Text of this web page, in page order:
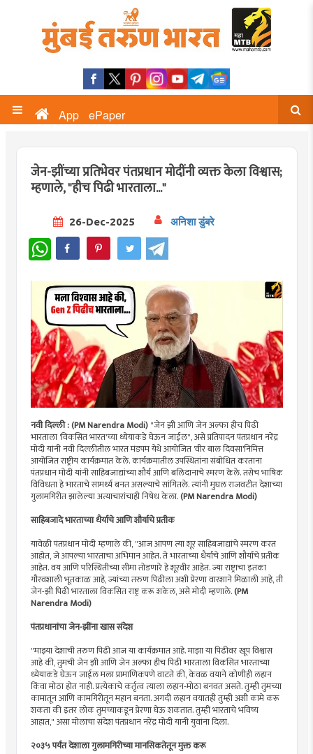
App ePaper
जेन-झींच्या प्रतिभेवर पंतप्रधान मोदींनी व्यक्त केला विश्वास;
म्हणाले, "हीच पिढी भारताला..."
26-Dec-2025 अनिशा डुंबरे
WhatsApp
नवी दिल्ली : (PM Narendra Modi)"जेन झी आणि जेन अल्फा हीच पिढी
भारताला 'विकसित भारत'च्या ध्येयाकडे घेऊन जाईल", असे प्रतिपादन पंतप्रधान नरेंद्र
मोदी यांनी नवी दिल्लीतील भारत मंडपम येथे आयोजित 'वीर बाल दिवसा'निमित्त
आयोजित राष्ट्रीय कार्यक्रमात केले. कार्यक्रमातील उपस्थितांना संबोधित करताना
पंतप्रधान मोदी यांनी साहिबजाद्यांच्या शौर्य आणि बलिदानाचे स्मरण केले. तसेच भाषिक
विविधता हे भारताचे सामर्थ्य बनत असल्याचे सांगितले. त्यांनी मुघल राजवटीत देशाच्या
गुलामगिरीत झालेल्या अत्याचारांचाही निषेध केला.(PM Narendra Modi)
साहिबजादे भारताच्या धैर्याचे आणि शौर्याचे प्रतीक
यावेळी पंतप्रधान मोदी म्हणाले की, "आज आपण त्या शूर साहिबजाद्यांचे स्मरण करत
आहोत, जे आपल्या भारताचा अभिमान आहेत. ते भारताच्या धैर्याचे आणि शौर्याचे प्रतीक
आहेत. वय आणि परिस्थितीच्या सीमा तोडणारे हे शूरवीर आहेत. ज्या राष्ट्राचा इतका
गौरवशाली भूतकाळ आहे, ज्यांच्या तरुण पिढीला अशी प्रेरणा वारशाने मिळाली आहे, ती
जेन-झी पिढी भारताला विकसित राष्ट्र करू शकेल, असे मोदी म्हणाले.(PM
Narendra Modi)
पंतप्रधानांचा जेन-झींना खास संदेश
"माझ्या देशाची तरुण पिढी आज या कार्यक्रमात आहे. माझा या पिढीवर खूप विश्वास
आहे की, तुमची जेन झी आणि जेन अल्फा हीच पिढी भारताला विकसित भारताच्या
ध्येयाकडे घेऊन जाईल मला प्रामाणिकपणे वाटते की, केवळ वयाने कोणीही लहान
किंवा मोठा होत नाही. प्रत्येकाचे कर्तृत्व त्याला लहान-मोठा बनवत असते. तुम्ही तुमच्या
कामातून आणि कामगिरीतून महान बनता. अगदी लहान वयातही तुम्ही अशी कामे करू
शकता की इतर लोक तुमच्याकडून प्रेरणा घेऊ शकतात. तुम्ही भारताचे भविष्य
आहात," असा मोलाचा संदेश पंतप्रधान नरेंद्र मोदी यानी युवांना दिला.
२०३५ पर्यंत देशाला गुलामगिरीच्या मानसिकतेतून मुक्त करू